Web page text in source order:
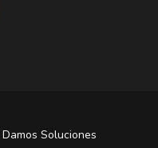
Damos Soluciones